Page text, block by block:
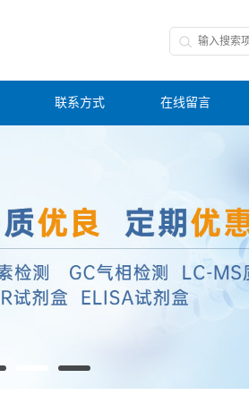
联系方式 在线留言